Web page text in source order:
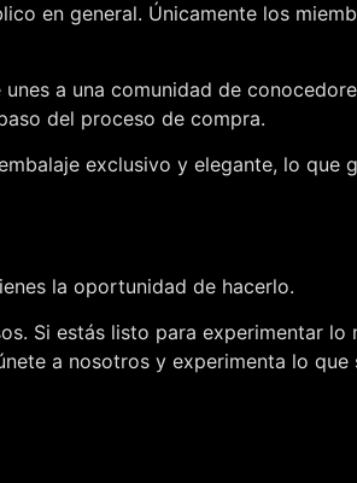
en general. Únicamente los
a una comunidad de
del proceso de compra.
exclusivo y elegante, lo que
la oportunidad de hacerlo.
Si estás listo para experimentar
a nosotros y experimenta lo